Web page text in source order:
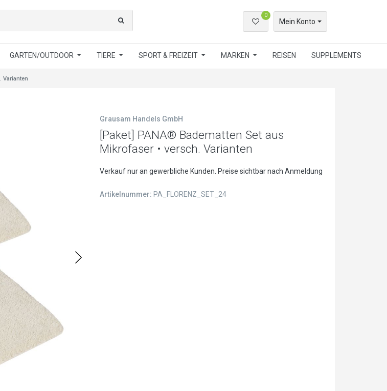
0
Mein Konto
GARTEN/OUTDOOR TIERE SPORT & FREIZEIT MARKEN REISEN SUPPLEMENTS
Varianten
Grausam Handels GmbH
[Paket] PANA® Badematten Set aus
Mikrofaser • versch. Varianten
Verkauf nur an gewerbliche Kunden. Preise sichtbar nach Anmeldung
Artikelnummer: PA_FLORENZ_SET_24